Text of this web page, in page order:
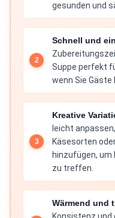
gesunden und
Schnell und
Suppe perfekt
wenn Sie Gäste
Kreative
leicht
Käsesorten
hinzufügen, um
zu treffen.
Wärmend und